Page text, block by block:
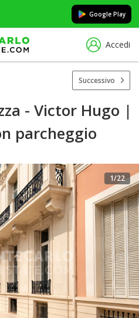
Google Play
Accedi
Successivo
- Victor Hugo |
parcheggio
1/22